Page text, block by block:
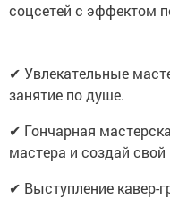
соцсетей с эффектом
✔ Увлекательные
занятие по душе.
✔ Гончарная
мастера и создай
✔ Выступление кавер-